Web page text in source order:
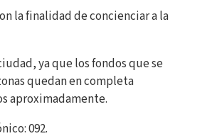
la finalidad de concienciar a la
ya que los fondos que se
quedan en completa
aproximadamente.
092.